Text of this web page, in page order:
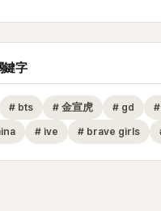
鍵字
# bts # 金宣虎 # gd #
# ive # brave girls